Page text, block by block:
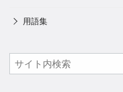
用語集
検
索